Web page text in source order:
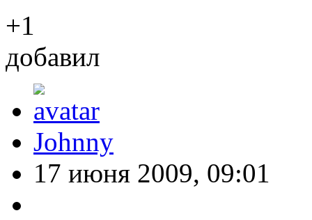
+1
добавил
Johnny
17 июня 2009, 09:01